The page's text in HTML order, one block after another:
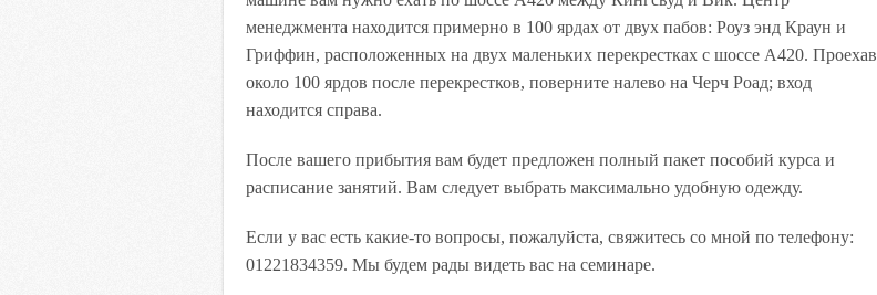
менеджмента находится примерно в 100 ярдах от двух пабов: Роуз энд Краун и
Гриффин, расположенных на двух маленьких перекрестках с шоссе А420. Проехав
около 100 ярдов после перекрестков, поверните налево на Черч Роад; вход
находится справа.
После вашего прибытия вам будет предложен полный пакет пособий курса и
расписание занятий. Вам следует выбрать максимально удобную одежду.
Если у вас есть какие-то вопросы, пожалуйста, свяжитесь со мной по телефону:
01221834359. Мы будем рады видеть вас на семинаре.